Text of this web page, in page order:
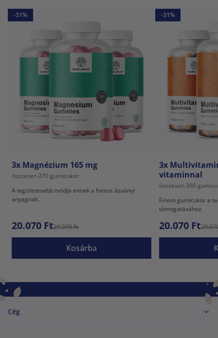
-31%
3x Magnézium 165 mg
összesen 270 gumicukor
A legízletesebb módja ennek a fontos ásványi
anyagnak.
20.070 Ft29.070 Ft
Kosárba
-31%
3x
vitaminnal
összesen 360
Finom gumicukor a
támogatásához.
20.070 Ft
Cég